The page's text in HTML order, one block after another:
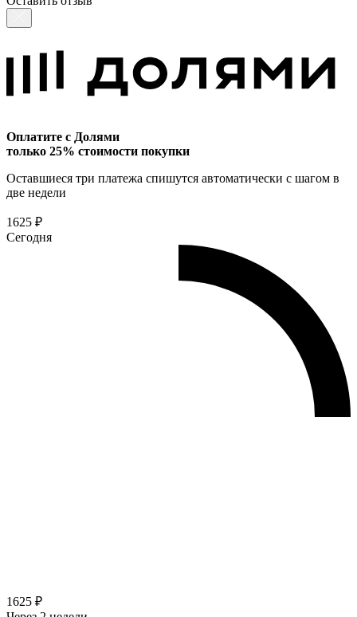
Оплатите с Долями
только 25% стоимости покупки
Оставшиеся три платежа спишутся автоматически с шагом в
две недели
1625 ₽
Сегодня
1625 ₽